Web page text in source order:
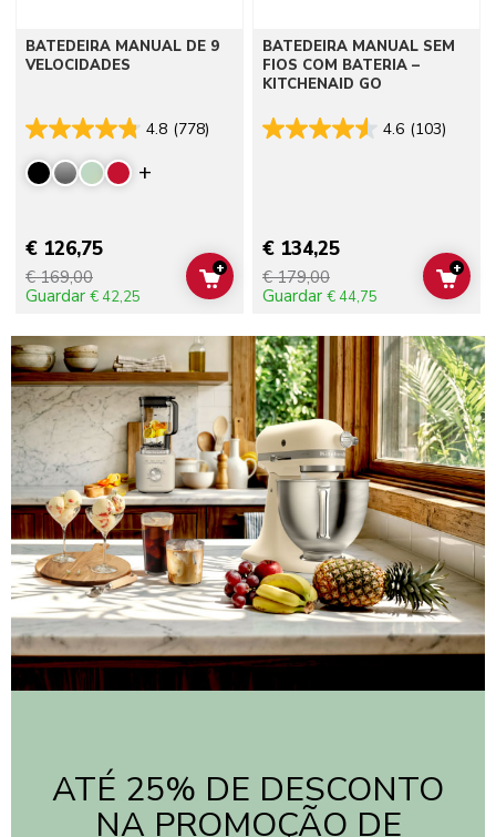
BATEDEIRA MANUAL DE 9
VELOCIDADES
4.8 (778)
Display more colors
€ 126,75
€ 169,00
Guardar € 42,25
ADD TO CART
+
BATEDEIRA MANUAL SEM
FIOS COM BATERIA –
KITCHENAID GO
4.6 (103)
€ 134,25
€ 179,00
Guardar € 44,75
ADD
+
ATÉ 25% DE DESCONTO
NA PROMOÇÃO DE